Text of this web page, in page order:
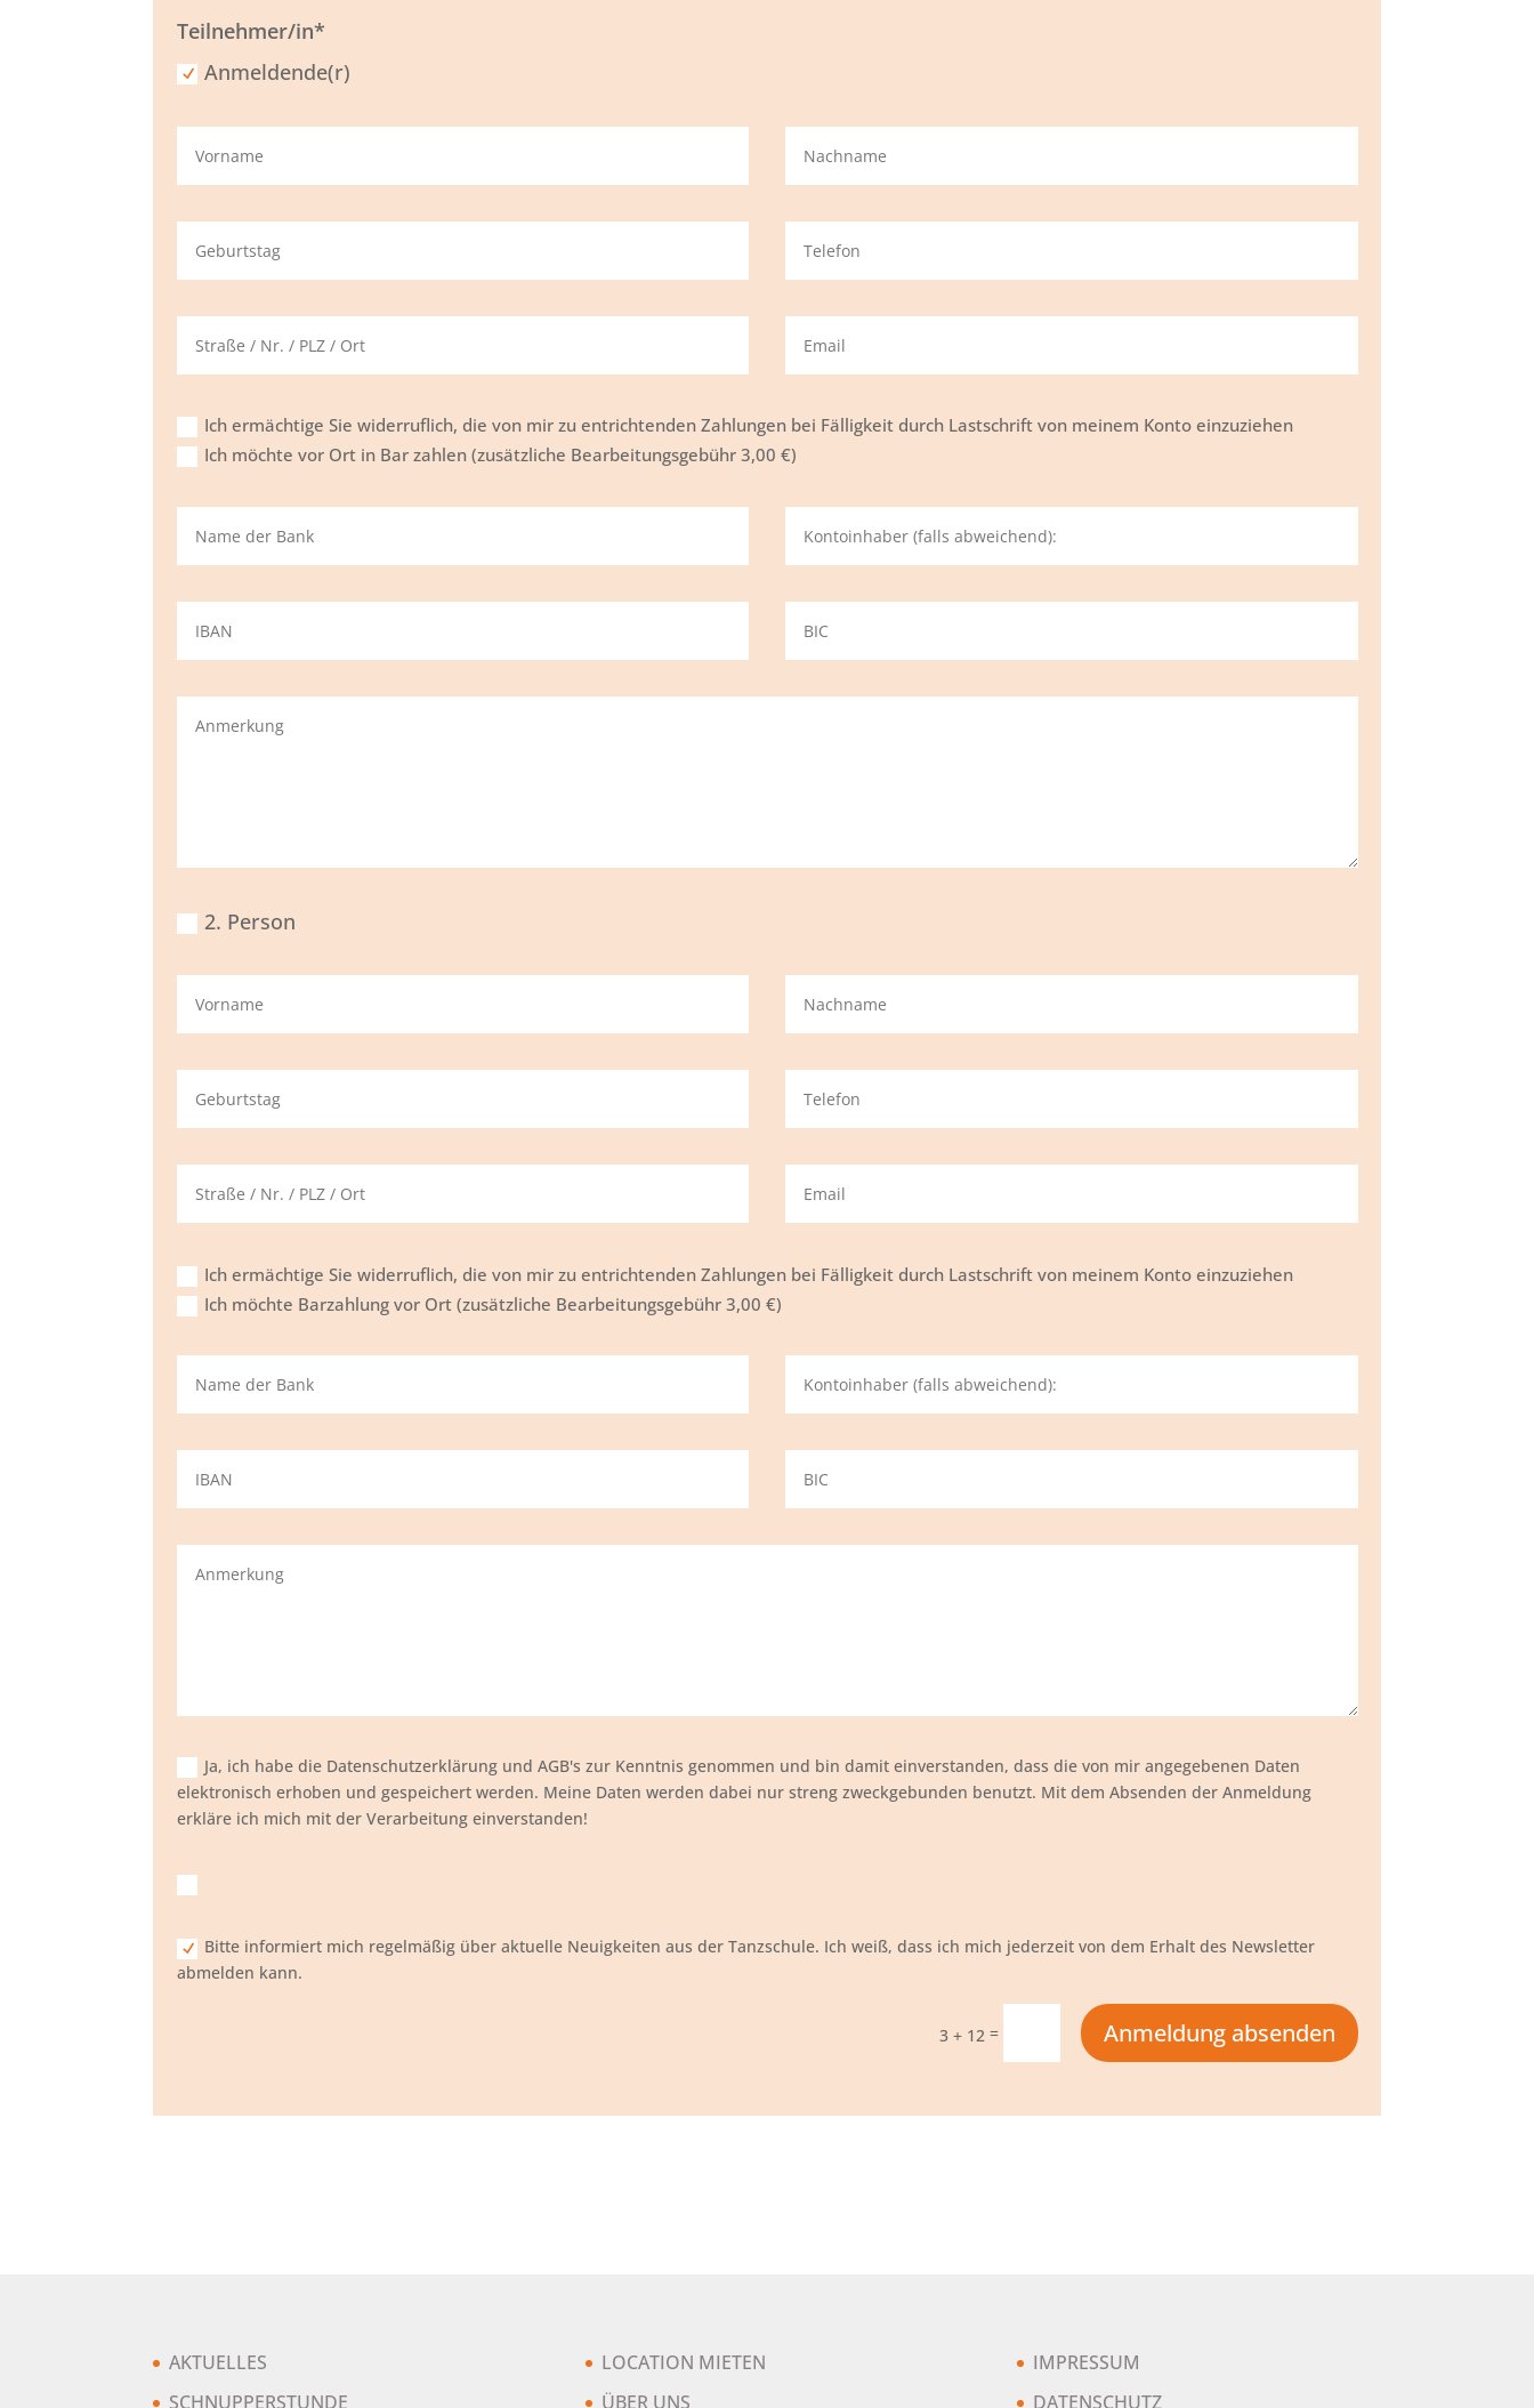
Teilnehmer/in*
Anmeldende(r)
Ich ermächtige Sie widerruflich, die von mir zu entrichtenden Zahlungen bei Fälligkeit durch Lastschrift von meinem Konto einzuziehen
Ich möchte vor Ort in Bar zahlen (zusätzliche Bearbeitungsgebühr 3,00 €)
2. Person
Ich ermächtige Sie widerruflich, die von mir zu entrichtenden Zahlungen bei Fälligkeit durch Lastschrift von meinem Konto einzuziehen
Ich möchte Barzahlung vor Ort (zusätzliche Bearbeitungsgebühr 3,00 €)
Ja, ich habe die Datenschutzerklärung und AGB's zur Kenntnis genommen und bin damit einverstanden, dass die von mir angegebenen Daten
elektronisch erhoben und gespeichert werden. Meine Daten werden dabei nur streng zweckgebunden benutzt. Mit dem Absenden der Anmeldung
erkläre ich mich mit der Verarbeitung einverstanden!
Bitte informiert mich regelmäßig über aktuelle Neuigkeiten aus der Tanzschule. Ich weiß, dass ich mich jederzeit von dem Erhalt des Newsletter
abmelden kann.
3 + 12 = Anmeldung absenden
AKTUELLES
SCHNUPPERSTUNDE
LOCATION MIETEN
ÜBER UNS
IMPRESSUM
DATENSCHUTZ